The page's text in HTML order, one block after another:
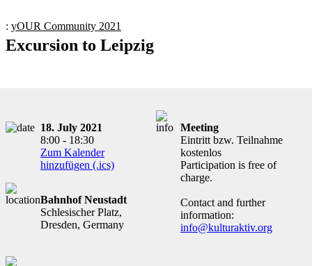
: yOUR Community 2021
Excursion to Leipzig
18. July 2021
8:00 - 18:30
Zum Kalender
hinzufügen (.ics)
Bahnhof Neustadt
Schlesischer Platz,
Dresden, Germany
Meeting
Eintritt bzw. Teilnahme
kostenlos
Participation is free of
charge.
Contact and further
information:
info@kulturaktiv.org